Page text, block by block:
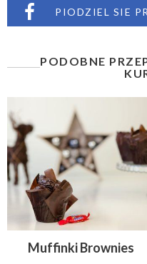
PIODZIEL SIE
PODOBNE
Muffinki Brownies